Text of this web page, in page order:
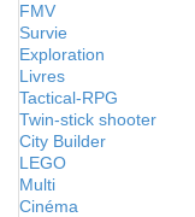
FMV
Survie
Exploration
Livres
Tactical-RPG
Twin-stick shooter
City Builder
LEGO
Multi
Cinéma